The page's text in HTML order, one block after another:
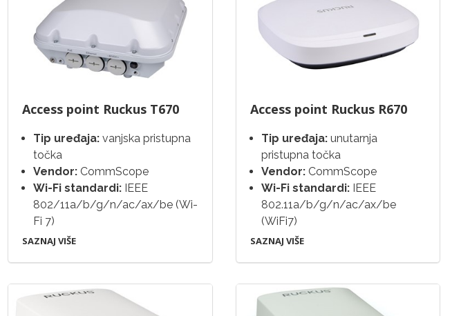
Access point Ruckus T670
Tip uređaja: vanjska pristupna
točka
Vendor: CommScope
Wi-Fi standardi: IEEE
802/11a/b/g/n/ac/ax/be (Wi-
Fi 7)
SAZNAJ VIŠE
Access point Ruckus R670
Tip uređaja:unutarnja
pristupna točka
Vendor:CommScope
Wi-Fi standardi:IEEE
802.11a/b/g/n/ac/ax/be
(WiFi7)
SAZNAJ VIŠE